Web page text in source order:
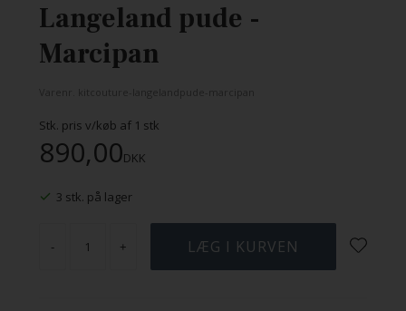
Langeland pude -
Marcipan
kitcouture-langelandpude-marcipan
Stk. pris v/køb af 1 stk
890,00DKK
3 stk. på lager
- +